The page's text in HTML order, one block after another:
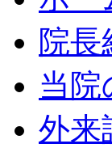
院長
当院
外来